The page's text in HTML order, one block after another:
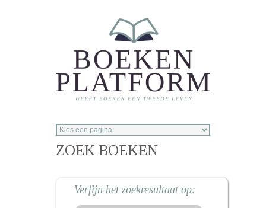
ZOEK BOEKEN